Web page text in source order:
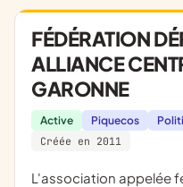
FÉDÉRATION
ALLIANCE
GARONNE
Active Piquecos
Créée en 2011
l'association appelée fédération est l'émanation du